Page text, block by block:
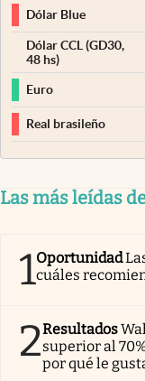
Dólar Blue
Dólar CCL (GD30,
48 hs)
Euro
Real brasileño
Las más leídas
1Oportunidad
cuáles
2Resultados
superior al
por qué le